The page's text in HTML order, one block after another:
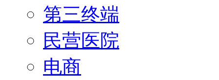
第三终端
民营医院
电商